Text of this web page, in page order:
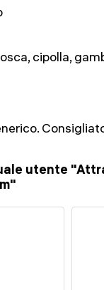
cipolla,
utente